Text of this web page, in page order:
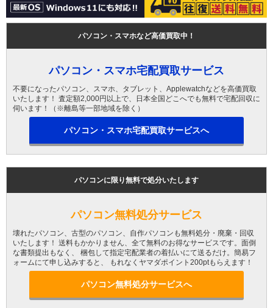
パソコン・スマホなど高価買取中！
パソコン・スマホ宅配買取サービス
不要になったパソコン、スマホ、タブレット、Applewatchなどを高価買取
いたします！ 査定額2,000円以上で、日本全国どこへでも無料で宅配回収に
伺います！（※離島等一部地域を除く）
パソコン・スマホ宅配買取サービスへ
パソコンに限り無料で処分いたします
パソコン無料処分サービス
壊れたパソコン、古型のパソコン、自作パソコンも無料処分・廃棄・回収
いたします！ 送料もかかりません、全て無料のお得なサービスです。面倒
な書類提出もなく、 梱包して指定宅配業者の着払いにて送るだけ。簡易フ
ォームにて申し込みすると、 もれなくヤマダポイント200ptもらえます！
パソコン無料処分サービスへ